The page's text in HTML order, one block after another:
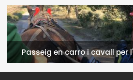
Passeig en carro i cavall per